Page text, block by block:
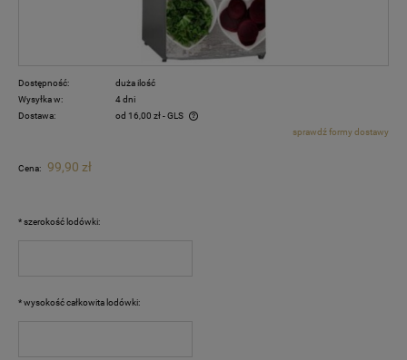
Dostępność:
duża ilość
Wysyłka w:
4 dni
Dostawa:
od 16,00 zł- GLS
Cena nie zawiera ewentualnych kosztów płatnościsprawdź formy dostawy
Cena: 99,90 zł
*szerokość lodówki:
*wysokość całkowita lodówki: